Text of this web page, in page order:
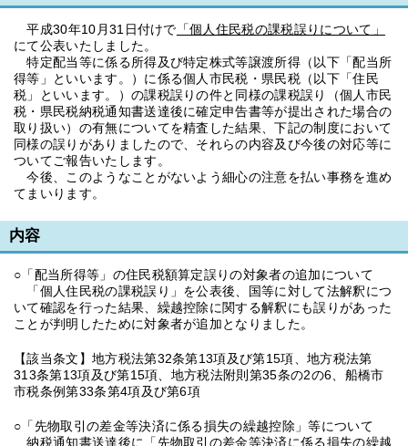
平成30年10月31日付けで 「個人住民税の課税誤りについて」
にて公表いたしました。
特定配当等に係る所得及び特定株式等譲渡所得（以下「配当所
得等」といいます。）に係る個人市民税・県民税（以下「住民
税」といいます。）の課税誤りの件と同様の課税誤り（個人市民
税・県民税納税通知書送達後に確定申告書等が提出された場合の
取り扱い）の有無についてを精査した結果、下記の制度において
同様の誤りがありましたので、それらの内容及び今後の対応等に
ついてご報告いたします。
今後、このようなことがないよう細心の注意を払い事務を進め
てまいります。
内容
○「配当所得等」の住民税額算定誤りの対象者の追加について
「個人住民税の課税誤り」を公表後、国等に対して法解釈につ
いて確認を行った結果、繰越控除に関する解釈にも誤りがあった
ことが判明したために対象者が追加となりました。
【該当条文】地方税法第32条第13項及び第15項、地方税法第
313条第13項及び第15項、地方税法附則第35条の2の6、船橋市
市税条例第33条第4項及び第6項
○「先物取引の差金等決済に係る損失の繰越控除」等について
納税通知書送達後に「先物取引の差金等決済に係る損失の繰越